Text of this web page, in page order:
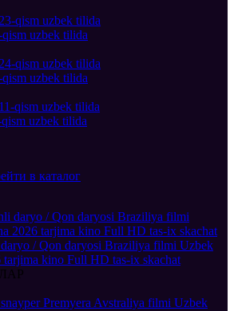
uzbek tilida
uzbek tilida
uzbek tilida
в каталог
/ Qon daryosi Braziliya filmi Uzbek
kino Full HD tas-ix skachat